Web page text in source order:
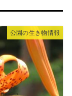
公園の生き物情報